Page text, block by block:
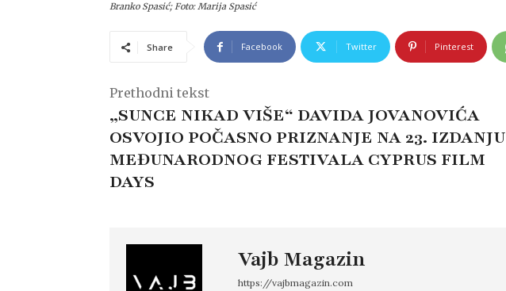
Branko Spasić; Foto: Marija Spasić
Share Facebook Twitter Pinterest
Prethodni tekst
„SUNCE NIKAD VIŠE“ DAVIDA JOVANOVIĆA
OSVOJIO POČASNO PRIZNANJE NA 23. IZDANJU
MEĐUNARODNOG FESTIVALA CYPRUS FILM
DAYS
Vajb Magazin
https://vajbmagazin.com